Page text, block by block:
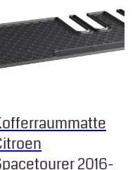
2016-